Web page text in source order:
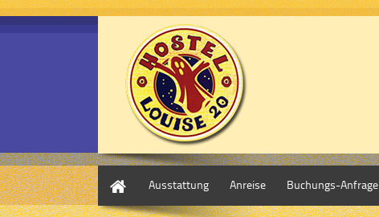
Ausstattung Anreise Buchungs-Anfrage